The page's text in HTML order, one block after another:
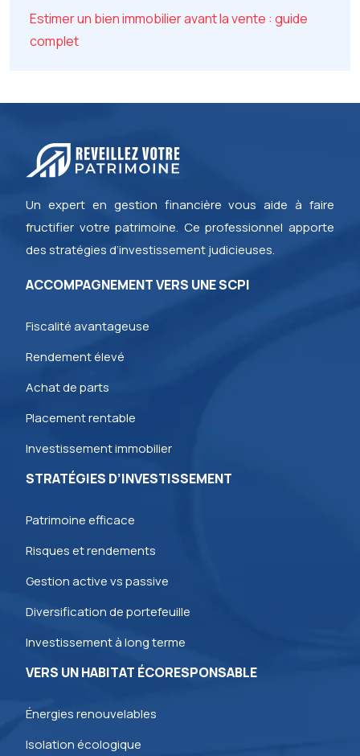
Estimer un bien immobilier avant la vente : guide
complet
Un expert en gestion financière vous aide à faire
fructifier votre patrimoine. Ce professionnel apporte
des stratégies d’investissement judicieuses.
ACCOMPAGNEMENT VERS UNE SCPI
Fiscalité avantageuse
Rendement élevé
Achat de parts
Placement rentable
Investissement immobilier
STRATÉGIES D’INVESTISSEMENT
Patrimoine efficace
Risques et rendements
Gestion active vs passive
Diversification de portefeuille
Investissement à long terme
VERS UN HABITAT ÉCORESPONSABLE
Énergies renouvelables
Isolation écologique